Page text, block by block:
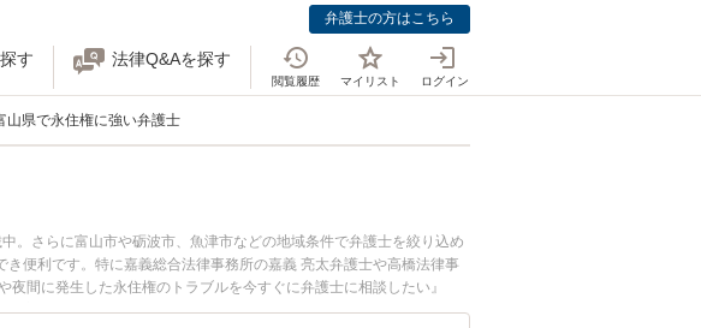
弁護士の方はこちら
す 法律Q&Aを探す
閲覧履歴 マイリスト ログイン
山県で永住権に強い弁護士
。さらに富山市や砺波市、魚津市などの地域条件で弁護士を絞り込め
便利です。特に嘉義総合法律事務所の嘉義 亮太弁護士や高橋法律事
間に発生した永住権のトラブルを今すぐに弁護士に相談したい』
富山県内の弁護士に相談予約したい』などでお困りの相談者さんにお